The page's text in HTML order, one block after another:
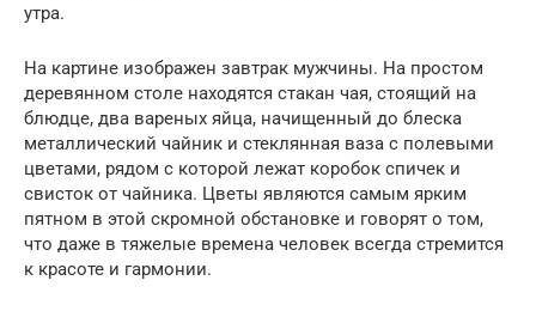
утра.
На картине изображен завтрак мужчины. На простом
деревянном столе находятся стакан чая, стоящий на
блюдце, два вареных яйца, начищенный до блеска
металлический чайник и стеклянная ваза с полевыми
цветами, рядом с которой лежат коробок спичек и
свисток от чайника. Цветы являются самым ярким
пятном в этой скромной обстановке и говорят о том,
что даже в тяжелые времена человек всегда стремится
к красоте и гармонии.